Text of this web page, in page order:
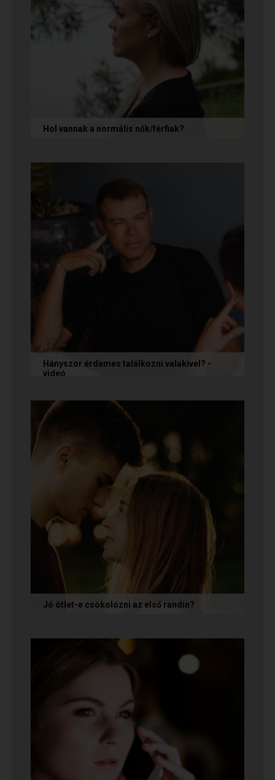
Hol vannak a normális nők/férfiak?
őket, és vagy házasokkal...
Hányszor érdemes találkozni valakivel? -
videó
tépelődünk: mit tegyünk, ha valakit
szimpatikusnak találunk elsőre, de még...
Jó ötlet-e csókolózni az első randin?
az azt jelenti, hogy nem...